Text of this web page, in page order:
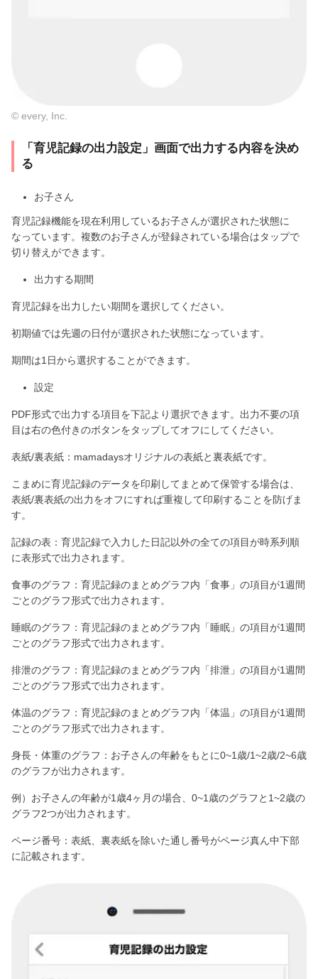
© every, Inc.
「育児記録の出力設定」画面で出力する内容を決め
る
お子さん
育児記録機能を現在利用しているお子さんが選択された状態に
なっています。複数のお子さんが登録されている場合はタップで
切り替えができます。
出力する期間
育児記録を出力したい期間を選択してください。
初期値では先週の日付が選択された状態になっています。
期間は1日から選択することができます。
設定
PDF形式で出力する項目を下記より選択できます。出力不要の項
目は右の色付きのボタンをタップしてオフにしてください。
表紙/裏表紙：mamadaysオリジナルの表紙と裏表紙です。
こまめに育児記録のデータを印刷してまとめて保管する場合は、
表紙/裏表紙の出力をオフにすれば重複して印刷することを防げま
す。
記録の表：育児記録で入力した日記以外の全ての項目が時系列順
に表形式で出力されます。
食事のグラフ：育児記録のまとめグラフ内「食事」の項目が1週間
ごとのグラフ形式で出力されます。
睡眠のグラフ：育児記録のまとめグラフ内「睡眠」の項目が1週間
ごとのグラフ形式で出力されます。
排泄のグラフ：育児記録のまとめグラフ内「排泄」の項目が1週間
ごとのグラフ形式で出力されます。
体温のグラフ：育児記録のまとめグラフ内「体温」の項目が1週間
ごとのグラフ形式で出力されます。
身長・体重のグラフ：お子さんの年齢をもとに0~1歳/1~2歳/2~6歳
のグラフが出力されます。
例）お子さんの年齢が1歳4ヶ月の場合、0~1歳のグラフと1~2歳の
グラフ2つが出力されます。
ページ番号：表紙、裏表紙を除いた通し番号がページ真ん中下部
に記載されます。